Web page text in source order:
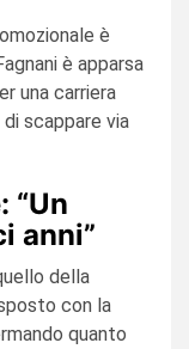
è
è apparsa
una carriera
scappare via
“Un
anni”
della
con la
quanto